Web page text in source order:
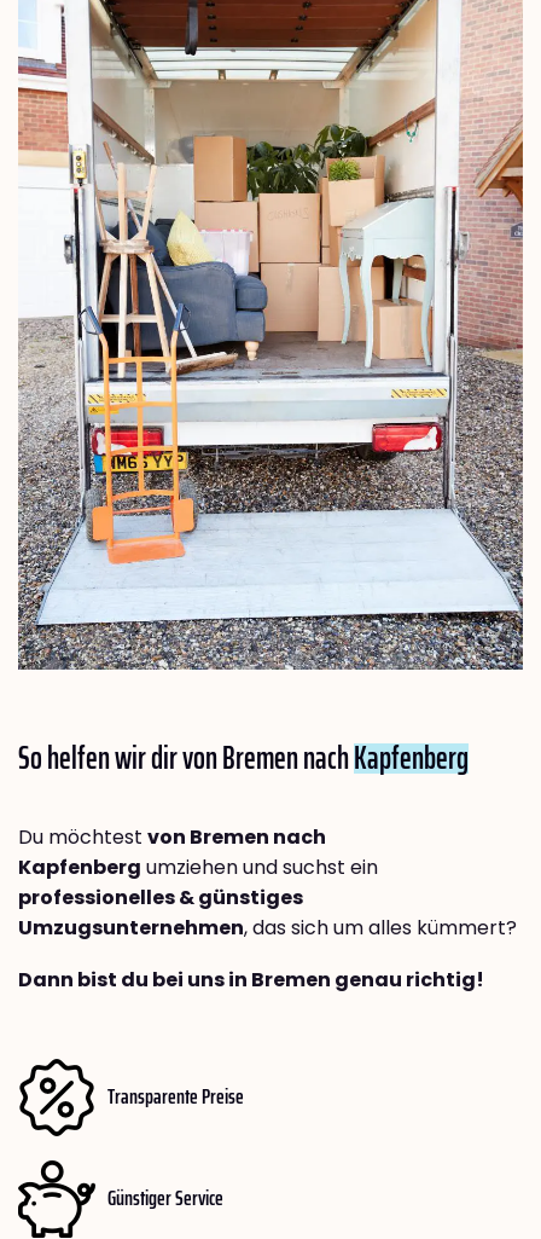
So helfen wir dir von Bremen nachKapfenberg
Du möchtest von Bremen nach
Kapfenberg umziehen und suchst ein
professionelles & günstiges
Umzugsunternehmen, das sich um alles kümmert?
Dann bist du bei uns in Bremen genau richtig!
Transparente Preise
Günstiger Service